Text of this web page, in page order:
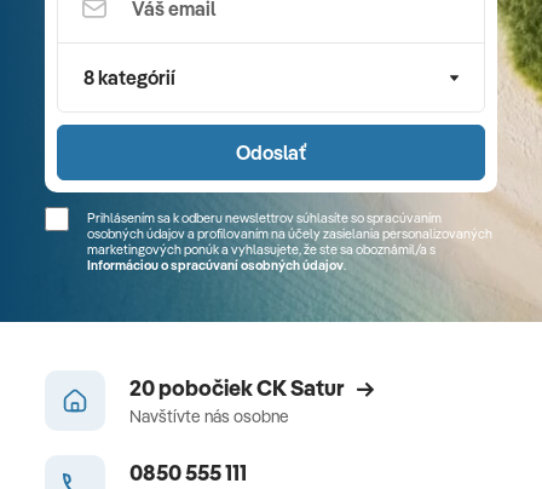
8 kategórií
Odoslať
Prihlásením sa k odberu newslettrov súhlasíte so spracúvaním
osobných údajov a profilovaním na účely zasielania personalizovaných
marketingových ponúk a vyhlasujete, že ste sa oboznámil/a s
Informáciou o spracúvaní osobných údajov.
20 pobočiek CK Satur
Navštívte nás osobne
0850 555 111